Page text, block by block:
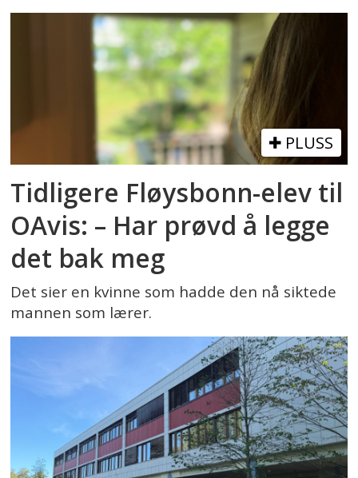
PLUSS
Tidligere Fløysbonn-elev til
OAvis: – Har prøvd å legge
det bak meg
Det sier en kvinne som hadde den nå siktede
mannen som lærer.